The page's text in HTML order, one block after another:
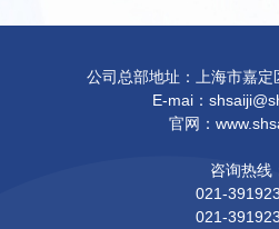
公司总部地址：上海市嘉
E-mai：
官网：
咨询热线
021-
021-